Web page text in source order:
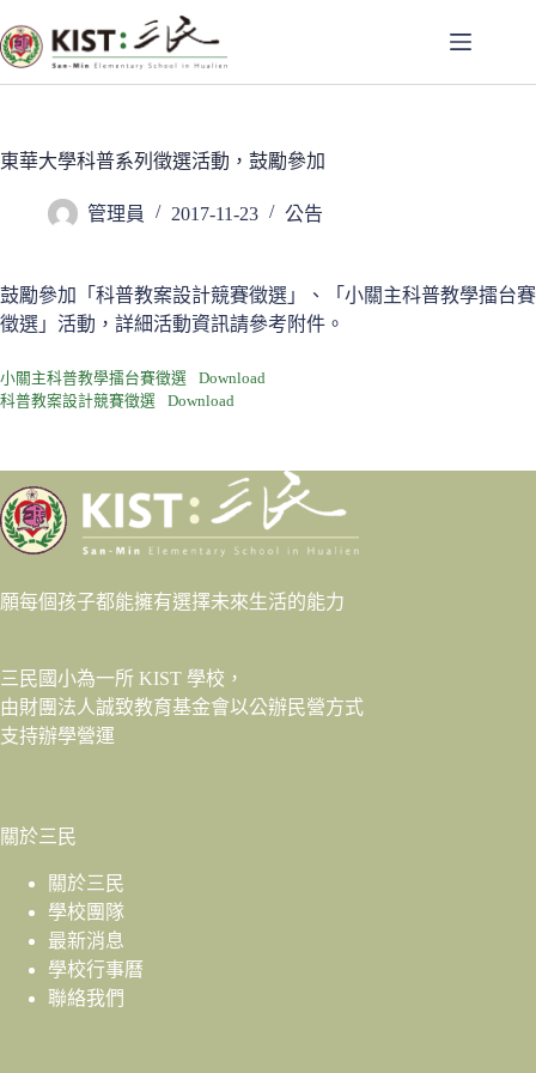
至
主
容
東華大學科普系列徵選活動，鼓勵參加
管理員 2017-11-23 公告
鼓勵參加「科普教案設計競賽徵選」、「小關主科普教學擂台賽
徵選」活動，詳細活動資訊請參考附件。
小關主科普教學擂台賽徵選
Download
科普教案設計競賽徵選
Download
願每個孩子都能擁有選擇未來生活的能力
三民國小為一所 KIST 學校，
由財團法人誠致教育基金會以公辦民營方式
支持辦學營運
關於三民
關於三民
學校團隊
最新消息
學校行事曆
聯絡我們